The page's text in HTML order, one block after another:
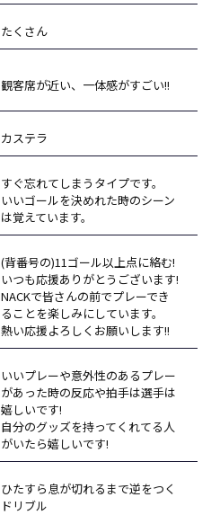
たくさん
観客席が近い、一体感がすごい!!
カステラ
すぐ忘れてしまうタイプです。
いいゴールを決めれた時のシーン
は覚えています。
(背番号の)11ゴール以上点に絡む!
いつも応援ありがとうございます!
NACKで皆さんの前でプレーでき
ることを楽しみにしています。
熱い応援よろしくお願いします!!
いいプレーや意外性のあるプレー
があった時の反応や拍手は選手は
嬉しいです!
自分のグッズを持ってくれてる人
がいたら嬉しいです!
ひたすら息が切れるまで逆をつく
ドリブル